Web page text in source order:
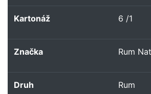
Kartonáž 6 /1
Značka Rum
Druh Rum